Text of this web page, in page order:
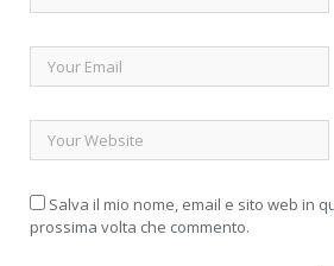
Salva il mio nome, email e sito web in
prossima volta che commento.